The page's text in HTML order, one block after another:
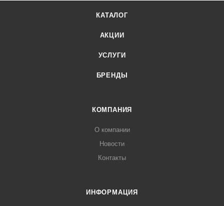
КАТАЛОГ
АКЦИИ
УСЛУГИ
БРЕНДЫ
КОМПАНИЯ
О компании
Новости
Контакты
ИНФОРМАЦИЯ